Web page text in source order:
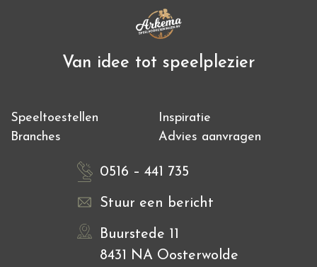
Van idee tot speelplezier
Speeltoestellen
Inspiratie
Branches
Advies aanvragen
0516 – 441 735
Stuur een bericht
Buurstede 11
8431 NA Oosterwolde